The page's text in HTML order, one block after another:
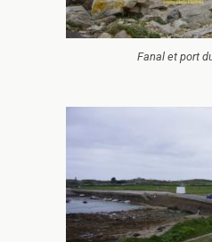
Fanal et port